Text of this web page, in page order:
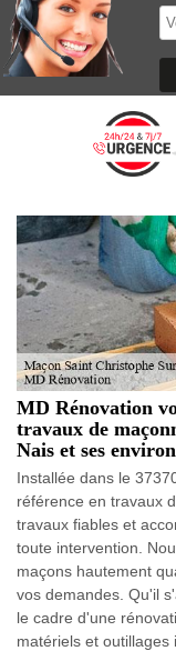
MD Rénovation
travaux de
Nais et ses
Installée dans le
référence en travaux
travaux fiables et
toute intervention.
maçons hautement
vos demandes. Qu'il
le cadre d'une
matériels et